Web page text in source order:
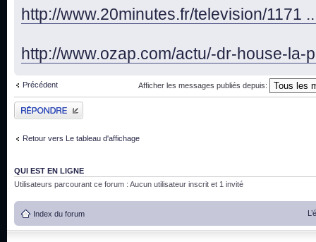
http://www.20minutes.fr/television/1171
http://www.ozap.com/actu/-dr-house-la-
Précédent Afficher les messages publiés depuis:
Publier une réponse
Retour vers Le tableau d'affichage
QUI EST EN LIGNE
Utilisateurs parcourant ce forum : Aucun utilisateur inscrit et 1 invité
Index du forum